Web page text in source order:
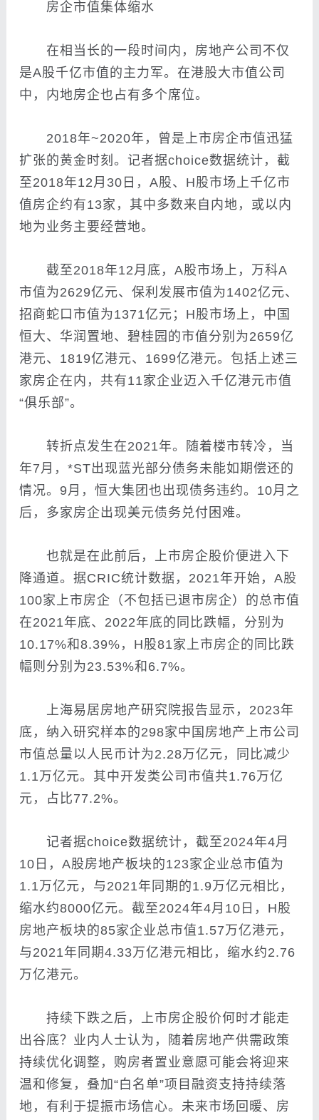
房企市值集体缩水
在相当长的一段时间内，房地产公司不仅
是A股千亿市值的主力军。在港股大市值公司
中，内地房企也占有多个席位。
2018年~2020年，曾是上市房企市值迅猛
扩张的黄金时刻。记者据choice数据统计，截
至2018年12月30日，A股、H股市场上千亿市
值房企约有13家，其中多数来自内地，或以内
地为业务主要经营地。
截至2018年12月底，A股市场上，万科A
市值为2629亿元、保利发展市值为1402亿元、
招商蛇口市值为1371亿元；H股市场上，中国
恒大、华润置地、碧桂园的市值分别为2659亿
港元、1819亿港元、1699亿港元。包括上述三
家房企在内，共有11家企业迈入千亿港元市值
“俱乐部”。
转折点发生在2021年。随着楼市转冷，当
年7月，*ST出现蓝光部分债务未能如期偿还的
情况。9月，恒大集团也出现债务违约。10月之
后，多家房企出现美元债务兑付困难。
也就是在此前后，上市房企股价便进入下
降通道。据CRIC统计数据，2021年开始，A股
100家上市房企（不包括已退市房企）的总市值
在2021年底、2022年底的同比跌幅，分别为
10.17%和8.39%，H股81家上市房企的同比跌
幅则分别为23.53%和6.7%。
上海易居房地产研究院报告显示，2023年
底，纳入研究样本的298家中国房地产上市公司
市值总量以人民币计为2.28万亿元，同比减少
1.1万亿元。其中开发类公司市值共1.76万亿
元，占比77.2%。
记者据choice数据统计，截至2024年4月
10日，A股房地产板块的123家企业总市值为
1.1万亿元，与2021年同期的1.9万亿元相比，
缩水约8000亿元。截至2024年4月10日，H股
房地产板块的85家企业总市值1.57万亿港元，
与2021年同期4.33万亿港元相比，缩水约2.76
万亿港元。
持续下跌之后，上市房企股价何时才能走
出谷底？业内人士认为，随着房地产供需政策
持续优化调整，购房者置业意愿可能会将迎来
温和修复，叠加“白名单”项目融资支持持续落
地，有利于提振市场信心。未来市场回暖、房